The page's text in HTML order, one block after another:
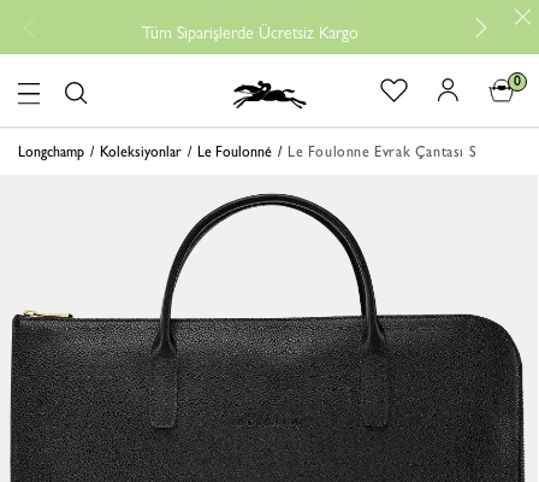
Tüm Siparişlerde Ücretsiz Kargo
0
Longchamp Koleksiyonlar Le Foulonné Le Foulonne Evrak Çantası S